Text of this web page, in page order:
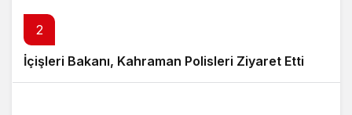
2
İçişleri Bakanı, Kahraman Polisleri Ziyaret Etti